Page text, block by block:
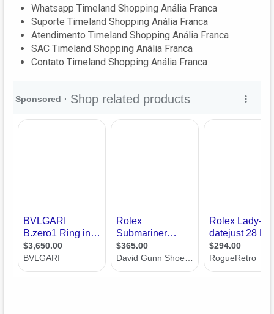
Whatsapp Timeland Shopping Anália Franca
Suporte Timeland Shopping Anália Franca
Atendimento Timeland Shopping Anália Franca
SAC Timeland Shopping Anália Franca
Contato Timeland Shopping Anália Franca